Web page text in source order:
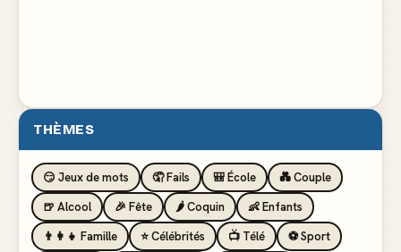
THÈMES
😏 Jeux de mots 🤦 Fails 🎒 École
💑 Couple
🍺 Alcool
🎉 Fête 🌶️ Coquin
👶 Enfants
👨‍👩‍👧 Famille
⭐ Célébrités 📺 Télé
⚽ Sport